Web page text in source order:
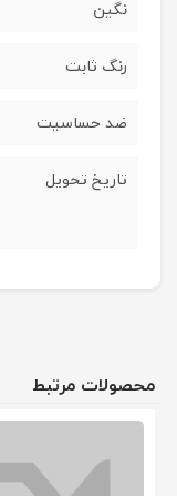
نگین
رنگ ثابت
ضد حساسیت
تاریخ تحویل
محصولات مرتبط